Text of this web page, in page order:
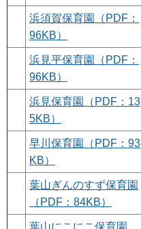
浜須賀保育園（PDF：
96KB）
浜見平保育園（PDF：
96KB）
浜見保育園（PDF：13
5KB）
早川保育園（PDF：93
KB）
葉山ぎんのすず保育園
（PDF：84KB）
葉山にこにこ保育園